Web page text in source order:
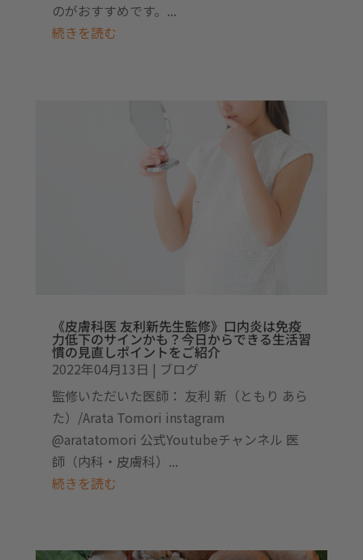
のがおすすめです。...
続きを読む
《皮膚科医 友利新先生監修》口内炎は免疫
力低下のサインかも？今日からできる生活習
慣の見直しポイントをご紹介
2022年04月13日 | ブログ
監修いただいた医師： 友利 新（ともり あら
た）/Arata Tomori instagram
@aratatomori 公式Youtubeチャンネル 医
師（内科・皮膚科）...
続きを読む